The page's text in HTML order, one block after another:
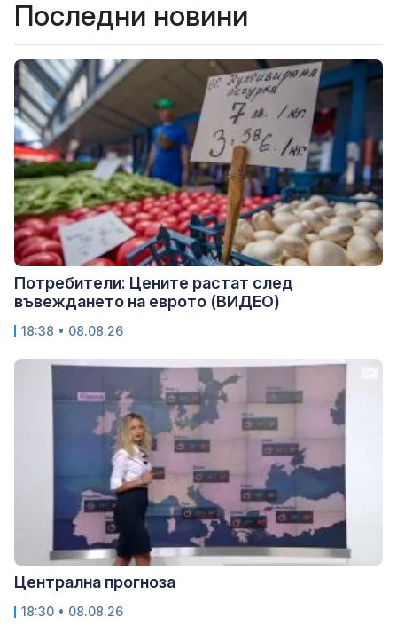
Последни новини
Потребители: Цените растат след
въвеждането на еврото (ВИДЕО)
18:38 • 08.08.26
Централна прогноза
18:30 • 08.08.26